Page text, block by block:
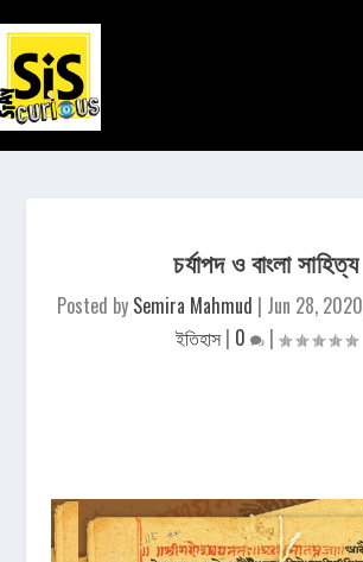
চর্যাপদ ও বাংলা সাহিত্য
Posted by Semira Mahmud | Jun 28, 2020
ইতিহাস| 0 |